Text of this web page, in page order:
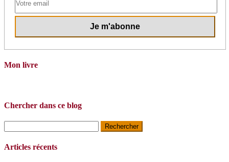
Mon livre
Chercher dans ce blog
Articles récents